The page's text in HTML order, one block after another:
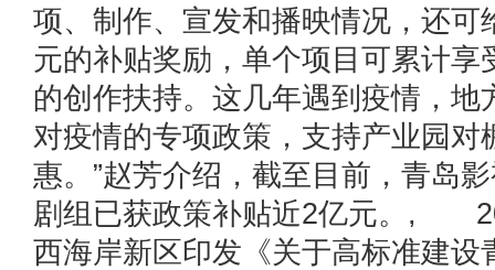
项、制作、宣发和播映情况，还可
元的补贴奖励，单个项目可累计享
的创作扶持。这几年遇到疫情，地
对疫情的专项政策，支持产业园对
惠。”赵芳介绍，截至目前，青岛
剧组已获政策补贴近2亿元。,
西海岸新区印发《关于高标准建设